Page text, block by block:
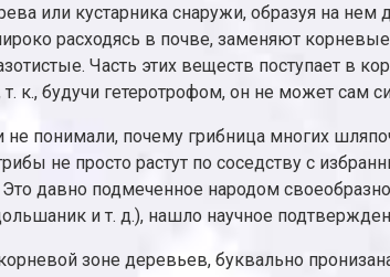
или кустарника снаружи, образуя на
расходясь в почве, заменяют
Часть этих веществ поступает в
т. к., будучи гетеротрофом, он не может сам
понимали, почему грибница многих
не просто растут по соседству с
Это давно подмеченное народом
и т. д.), нашло научное
зоне деревьев, буквально